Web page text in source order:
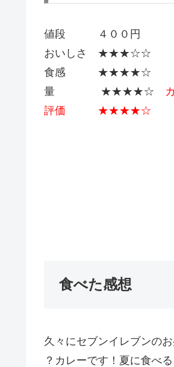
値段 ４００円
おいしさ ★★★☆☆
食感 ★★★★☆
量 ★★★★☆
評価 ★★★★☆
食べた感想
久々にセブンイレブンの
？カレーです！夏に食べ